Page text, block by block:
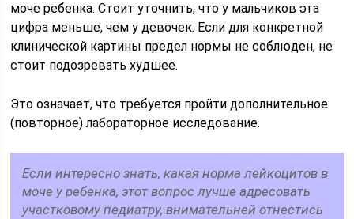
моче ребенка. Стоит уточнить, что у мальчиков эта
цифра меньше, чем у девочек. Если для конкретной
клинической картины предел нормы не соблюден, не
стоит подозревать худшее.
Это означает, что требуется пройти дополнительное
(повторное) лабораторное исследование.
Если интересно знать, какая норма лейкоцитов в
моче у ребенка, этот вопрос лучше адресовать
участковому педиатру, внимательней отнестись